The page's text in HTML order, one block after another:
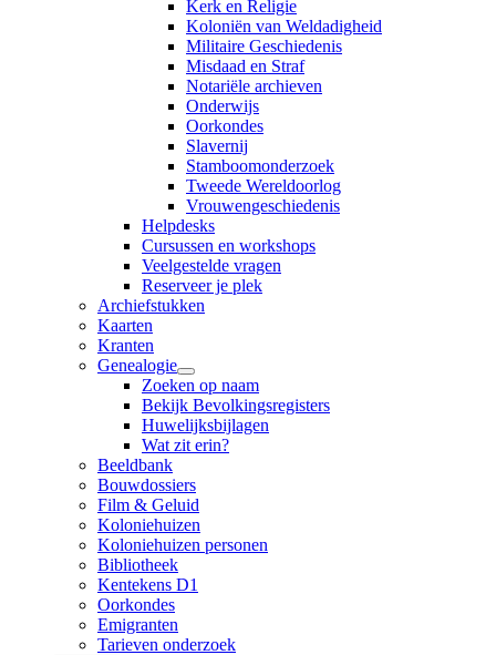
Kerk en Religie
Koloniën van Weldadigheid
Militaire Geschiedenis
Misdaad en Straf
Notariële archieven
Onderwijs
Oorkondes
Slavernij
Stamboomonderzoek
Tweede Wereldoorlog
Vrouwengeschiedenis
Helpdesks
Cursussen en workshops
Veelgestelde vragen
Reserveer je plek
Archiefstukken
Kaarten
Kranten
Genealogie
Zoeken op naam
Bekijk Bevolkingsregisters
Huwelijksbijlagen
Wat zit erin?
Beeldbank
Bouwdossiers
Film & Geluid
Koloniehuizen
Koloniehuizen personen
Bibliotheek
Kentekens D1
Oorkondes
Emigranten
Tarieven onderzoek